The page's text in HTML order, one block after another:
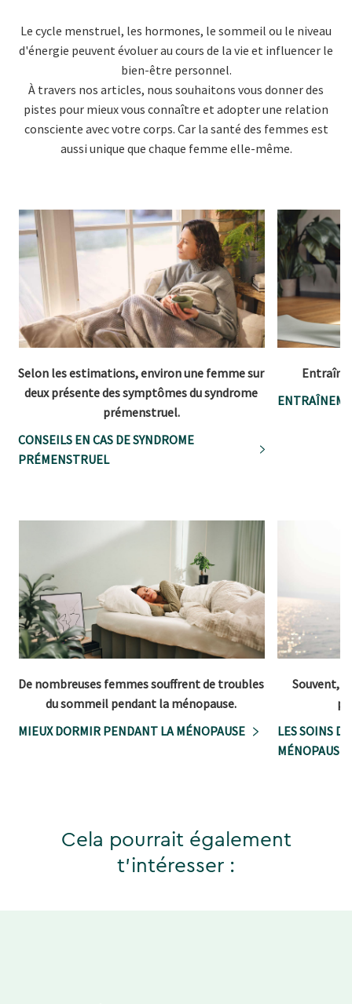
Le cycle menstruel, les hormones, le sommeil ou le niveau
d'énergie peuvent évoluer au cours de la vie et influencer le
bien-être personnel.
À travers nos articles, nous souhaitons vous donner des
pistes pour mieux vous connaître et adopter une relation
consciente avec votre corps. Car la santé des femmes est
aussi unique que chaque femme elle-même.
Selon les estimations, environ une femme sur
deux présente des symptômes du syndrome
prémenstruel.
CONSEILS EN CAS DE SYNDROME
PRÉMENSTRUEL
De nombreuses femmes souffrent de troubles
du sommeil pendant la ménopause.
MIEUX DORMIR PENDANT LA MÉNOPAUSE
Souvent,
LES SOINS
MÉNOPAUSE
Cela pourrait également
t'intéresser :